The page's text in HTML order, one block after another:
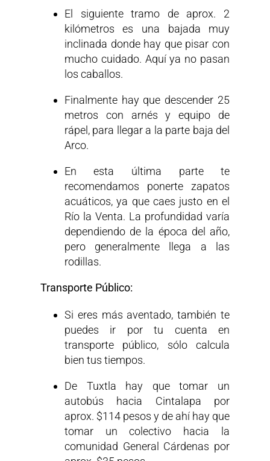
El siguiente tramo de aprox. 2
kilómetros es una bajada muy
inclinada donde hay que pisar con
mucho cuidado. Aquí ya no pasan
los caballos.
Finalmente hay que descender 25
metros con arnés y equipo de
rápel, para llegar a la parte baja del
Arco.
En esta última parte te
recomendamos ponerte zapatos
acuáticos, ya que caes justo en el
Río la Venta. La profundidad varía
dependiendo de la época del año,
pero generalmente llega a las
rodillas.
Transporte Público:
Si eres más aventado, también te
puedes ir por tu cuenta en
transporte público, sólo calcula
bien tus tiempos.
De Tuxtla hay que tomar un
autobús hacia Cintalapa por
aprox. $114 pesos y de ahí hay que
tomar un colectivo hacia la
comunidad General Cárdenas por